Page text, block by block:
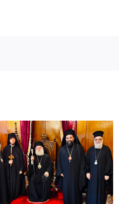
ΙΕΡΟ ΜΝΗΜΟΣΥΝΟ
ΤΟΥ ΑΟΙΔΙΜΟΥ
ΠΑΤΡΙΑΡΧΟΥ
ΑΛΕΞΑΝΔΡΕΙΑΣ